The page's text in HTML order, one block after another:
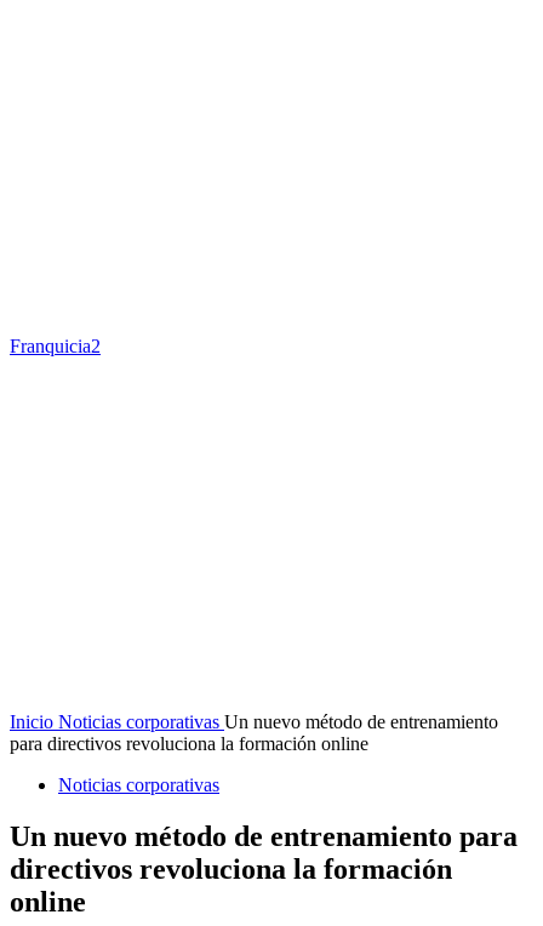
Franquicia2
Inicio Noticias corporativas Un nuevo método de entrenamiento
para directivos revoluciona la formación online
Noticias corporativas
Un nuevo método de entrenamiento para
directivos revoluciona la formación
online